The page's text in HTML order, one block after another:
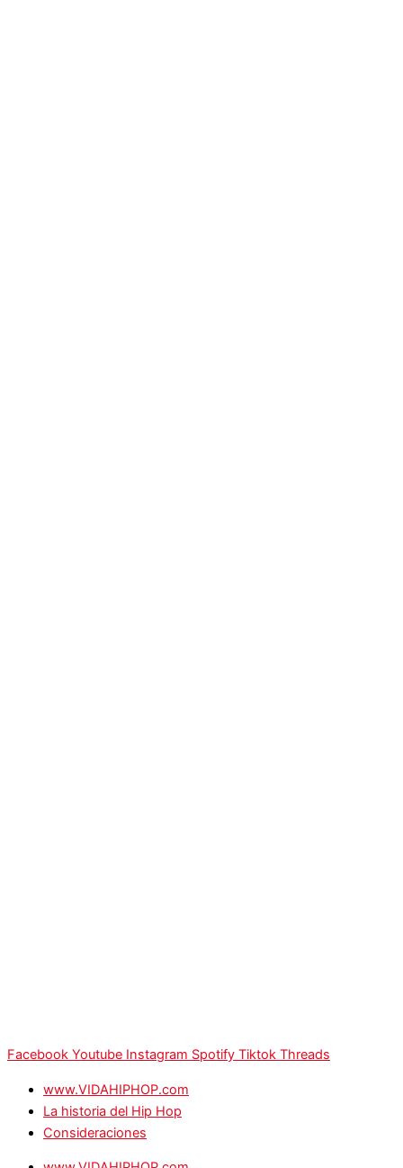
Facebook Youtube Instagram Spotify Tiktok Threads
www.VIDAHIPHOP.com
La historia del Hip Hop
Consideraciones